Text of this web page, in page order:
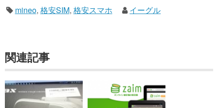
mineo, 格安SIM, 格安スマホ イーグル
関連記事